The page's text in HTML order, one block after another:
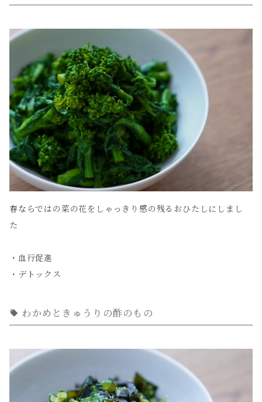
春ならではの菜の花をしゃっきり感の残るおひたしにしまし
た
・血行促進
・デトックス
わかめときゅうりの酢のもの